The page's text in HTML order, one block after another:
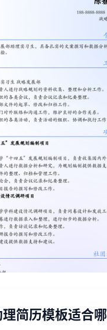
简历模板适合